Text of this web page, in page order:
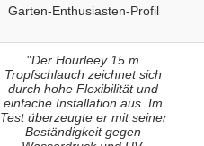
Garten-Enthusiasten-Profil
"Der Hourleey 15 m
Tropfschlauch zeichnet sich
durch hohe Flexibilität und
einfache Installation aus. Im
Test überzeugte er mit seiner
Beständigkeit gegen